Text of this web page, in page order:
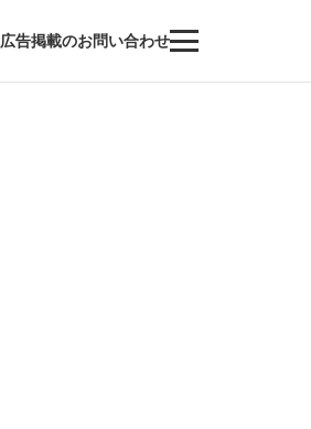
広告掲載のお問い合わせ